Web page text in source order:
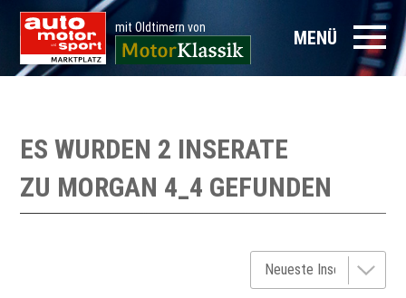
mit Oldtimern von MENÜ
ES WURDEN 2 INSERATE
ZU MORGAN 4_4 GEFUNDEN